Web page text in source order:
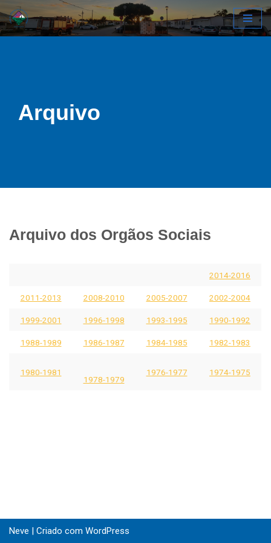
Avançar
Arquivo
Arquivo dos Orgãos Sociais
2014-2016
2011-2013 2008-2010 2005-2007 2002-2004
1999-2001 1996-1998 1993-1995 1990-1992
1988-1989 1986-1987 1984-1985 1982-1983
1980-1981
1978-1979
1976-1977 1974-1975
Neve | Criado com WordPress